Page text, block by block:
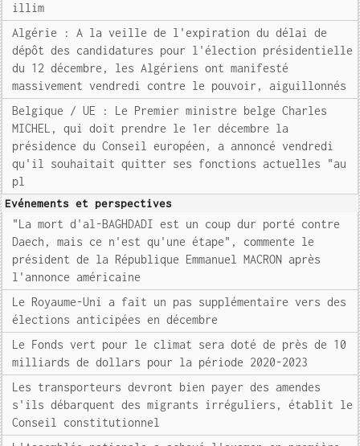
illim
Algérie : A la veille de l'expiration du délai de
dépôt des candidatures pour l'élection présidentielle
du 12 décembre, les Algériens ont manifesté
massivement vendredi contre le pouvoir, aiguillonnés
Belgique / UE : Le Premier ministre belge Charles
MICHEL, qui doit prendre le 1er décembre la
présidence du Conseil européen, a annoncé vendredi
qu'il souhaitait quitter ses fonctions actuelles "au
pl
Evénements et perspectives
"La mort d'al-BAGHDADI est un coup dur porté contre
Daech, mais ce n'est qu'une étape", commente le
président de la République Emmanuel MACRON après
l'annonce américaine
Le Royaume-Uni a fait un pas supplémentaire vers des
élections anticipées en décembre
Le Fonds vert pour le climat sera doté de près de 10
milliards de dollars pour la période 2020-2023
Les transporteurs devront bien payer des amendes
s'ils débarquent des migrants irréguliers, établit le
Conseil constitutionnel